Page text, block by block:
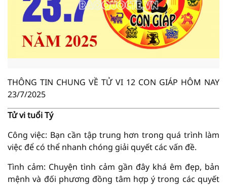
THÔNG TIN CHUNG VỀ TỬ VI 12 CON GIÁP HÔM NAY
23/7/2025
Tử vi tuổi Tý
Công việc: Bạn cần tập trung hơn trong quá trình làm
việc để có thể nhanh chóng giải quyết các vấn đề.
Tình cảm: Chuyện tình cảm gần đây khá êm đẹp, bản
mệnh và đối phương đồng tâm hợp ý trong các quyết